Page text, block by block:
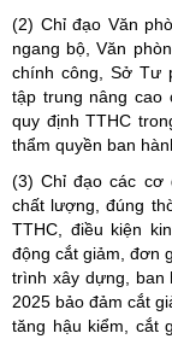
(2) Chỉ đạo Văn
ngang bộ, Văn
chính công, Sở Tư
tập trung nâng cao
quy định TTHC
thẩm quyền ban
(3) Chỉ đạo các cơ
chất lượng, đúng
TTHC, điều kiện
động cắt giảm, đơn
trình xây dựng, ban
2025 bảo đảm cắt
tăng hậu kiểm, cắt